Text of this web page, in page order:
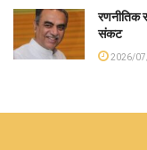
रणनीतिक
संकट
2026/